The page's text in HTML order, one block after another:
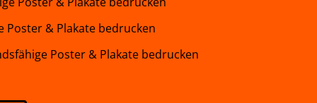
Poster & Plakate bedrucken
Poster & Plakate bedrucken